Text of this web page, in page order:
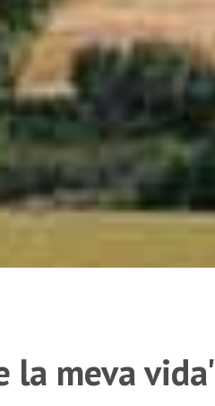
la meva vida'